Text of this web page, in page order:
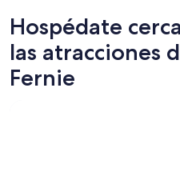
Hospédate
las atracciones
Fernie